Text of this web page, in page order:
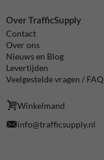
Over TrafficSupply
Contact
Over ons
Nieuws en Blog
Levertijden
Veelgestelde vragen / FAQ
Winkelmand
info@trafficsupply.nl